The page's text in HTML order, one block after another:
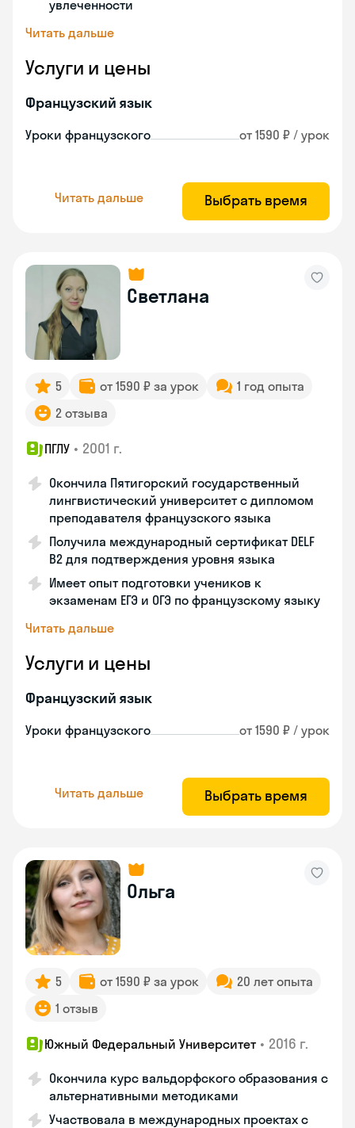
увлеченности
Читать дальше
Услуги и цены
Французский язык
Уроки французского от 1590 ₽ / урок
Читать дальше Выбрать время
Светлана
5 от 1590 ₽ за урок
1 год опыта
2 отзыва
ПГЛУ • 2001 г.
Окончила Пятигорский государственный
лингвистический университет с дипломом
преподавателя французского языка
Получила международный сертификат DELF
B2 для подтверждения уровня языка
Имеет опыт подготовки учеников к
экзаменам ЕГЭ и ОГЭ по французскому языку
Читать дальше
Услуги и цены
Французский язык
Уроки французского от 1590 ₽ / урок
Читать дальше Выбрать время
Ольга
5 от 1590 ₽ за урок
20 лет опыта
1 отзыв
Южный Федеральный Университет • 2016 г.
Окончила курс вальдорфского образования с
альтернативными методиками
Участвовала в международных проектах с